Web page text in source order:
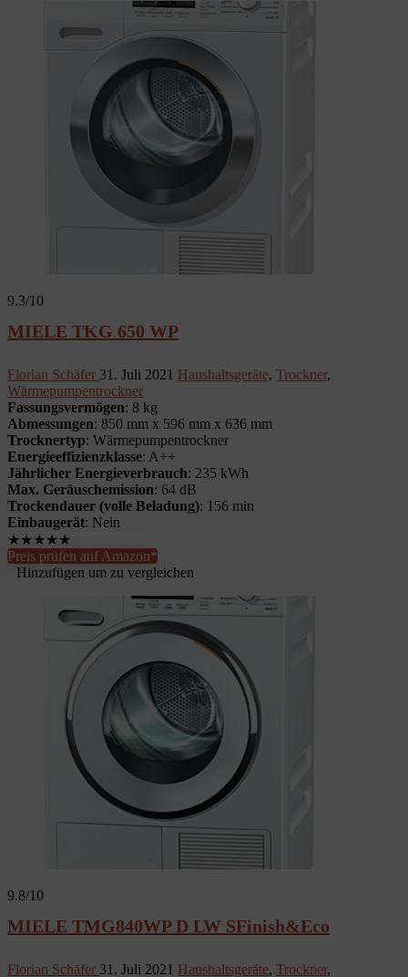
9.3/10
MIELE TKG 650 WP
Florian Schäfer 31. Juli 2021 Haushaltsgeräte, Trockner,
Wärmepumpentrockner
Fassungsvermögen: 8 kg
Abmessungen: 850 mm x 596 mm x 636 mm
Trocknertyp: Wärmepumpentrockner
Energieeffizienzklasse: A++
Jährlicher Energieverbrauch: 235 kWh
Max. Geräuschemission: 64 dB
Trockendauer (volle Beladung): 156 min
Einbaugerät: Nein
★★★★★
Preis prüfen auf Amazon*
Hinzufügen um zu vergleichen
9.8/10
MIELE TMG840WP D LW SFinish&Eco
Florian Schäfer 31. Juli 2021 Haushaltsgeräte, Trockner,